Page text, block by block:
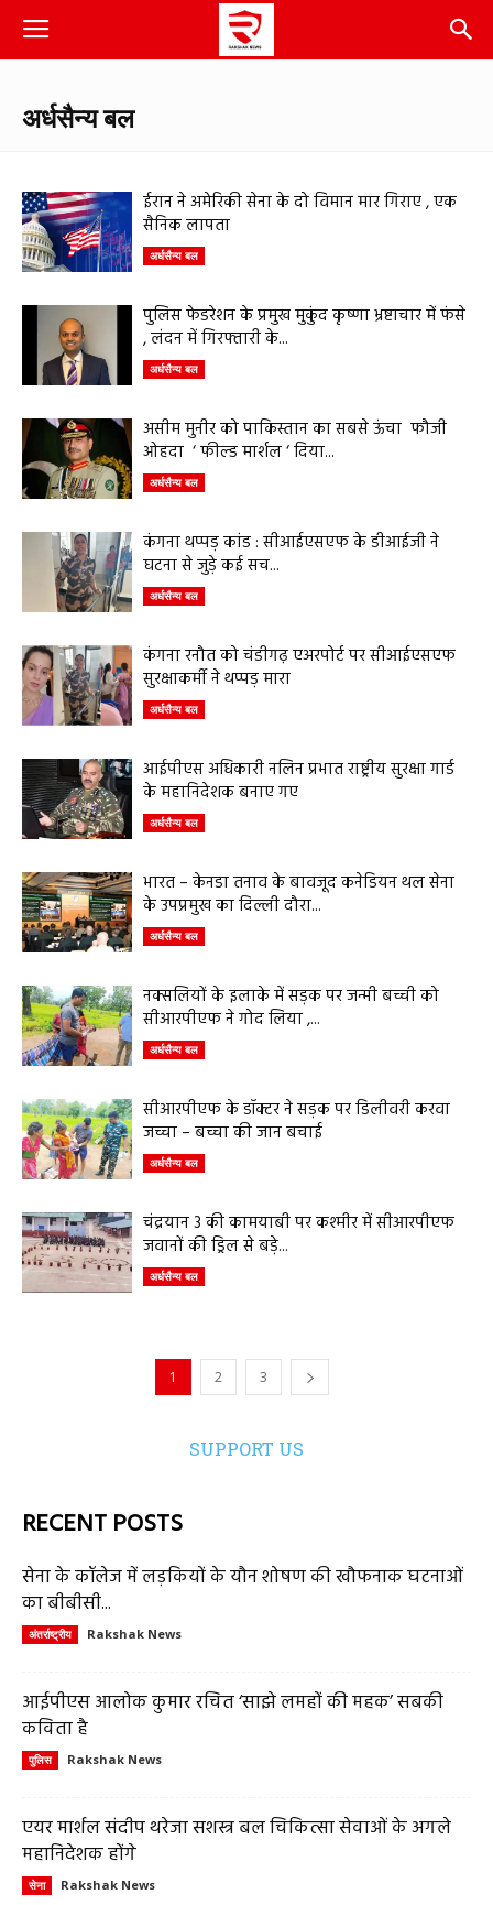
अर्धसैन्य बल
ईरान ने अमेरिकी सेना के दो विमान मार गिराए , एक
सैनिक लापता
अर्धसैन्य बल
पुलिस फेडरेशन के प्रमुख मुकुंद कृष्णा भ्रष्टाचार में फंसे
, लंदन में गिरफ्तारी के...
अर्धसैन्य बल
असीम मुनीर को पाकिस्तान का सबसे ऊंचा फौजी
ओहदा ‘ फील्ड मार्शल ‘ दिया...
अर्धसैन्य बल
कंगना थप्पड़ कांड : सीआईएसएफ के डीआईजी ने
घटना से जुड़े कई सच...
अर्धसैन्य बल
कंगना रनौत को चंडीगढ़ एअरपोर्ट पर सीआईएसएफ
सुरक्षाकर्मी ने थप्पड़ मारा
अर्धसैन्य बल
आईपीएस अधिकारी नलिन प्रभात राष्ट्रीय सुरक्षा गार्ड
के महानिदेशक बनाए गए
अर्धसैन्य बल
भारत – केनडा तनाव के बावजूद कनेडियन थल सेना
के उपप्रमुख का दिल्ली दौरा...
अर्धसैन्य बल
नक्सलियों के इलाके में सड़क पर जन्मी बच्ची को
सीआरपीएफ ने गोद लिया ,...
अर्धसैन्य बल
सीआरपीएफ के डॉक्टर ने सड़क पर डिलीवरी करवा
जच्चा – बच्चा की जान बचाई
अर्धसैन्य बल
चंद्रयान 3 की कामयाबी पर कश्मीर में सीआरपीएफ
जवानों की ड्रिल से बड़े...
अर्धसैन्य बल
1 2 3
SUPPORT US
RECENT POSTS
सेना के कॉलेज में लड़कियों के यौन शोषण की खौफनाक घटनाओं
का बीबीसी...
अंतर्राष्ट्रीय Rakshak News
आईपीएस आलोक कुमार रचित ‘साझे लमहों की महक’ सबकी
कविता है
पुलिस Rakshak News
एयर मार्शल संदीप थरेजा सशस्त्र बल चिकित्सा सेवाओं के अगले
महानिदेशक होंगे
सेना Rakshak News